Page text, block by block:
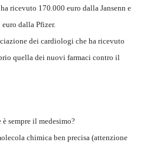
ricevuto 170.000 euro dalla Jansenn e
dalla Pfizer.
dei cardiologi che ha ricevuto
quella dei nuovi farmaci contro il
sempre il medesimo?
chimica ben precisa (attenzione